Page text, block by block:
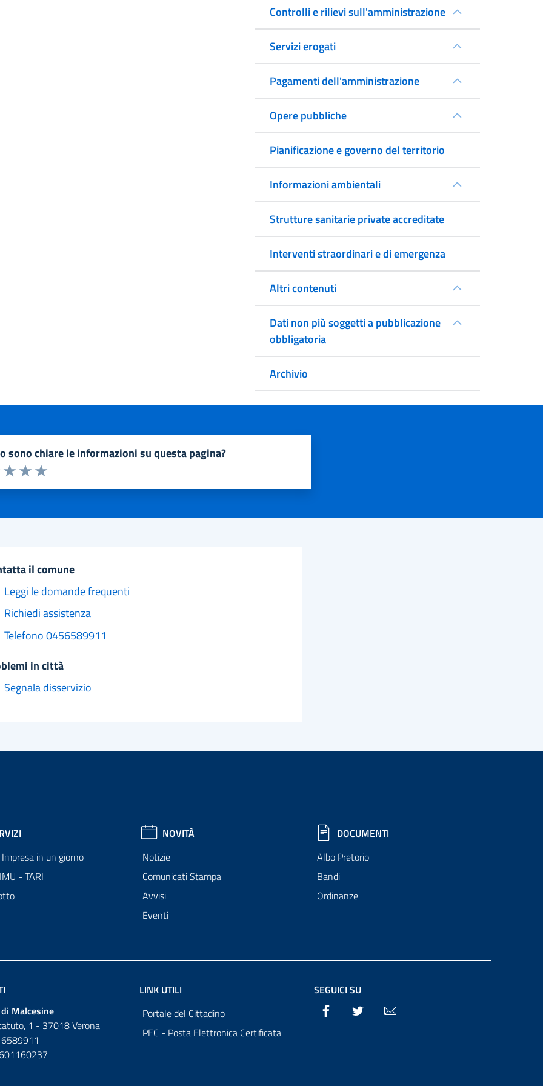
Controlli e rilievi sull'amministrazione
Servizi erogati
Pagamenti dell'amministrazione
Opere pubbliche
Pianificazione e governo del territorio
Informazioni ambientali
Strutture sanitarie private accreditate
Interventi straordinari e di emergenza
Altri contenuti
Dati non più soggetti a pubblicazione
obbligatoria
Archivio
sono chiare le informazioni su questa pagina?
1 a 5 stelle la pagina
Valuta 5 stelle su 5
Valuta 4 stelle su 5
Valuta 3 stelle su 5
2 stelle su 5
stelle su 5
il comune
Leggi le domande frequenti
Richiedi assistenza
Telefono 0456589911
in città
Segnala disservizio
in un giorno
- TARI
NOVITÀ
Notizie
Comunicati Stampa
Avvisi
Eventi
DOCUMENTI
Albo Pretorio
Bandi
Ordinanze
Malcesine
1 - 37018 Verona
LINK UTILI
Portale del Cittadino
PEC - Posta Elettronica Certificata
SEGUICI SU
Facebook Twitter